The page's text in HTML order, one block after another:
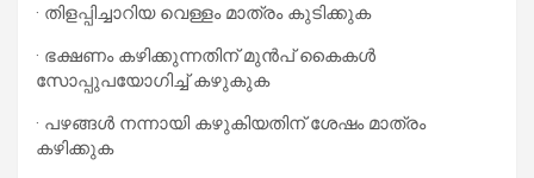
· തിളപ്പിച്ചാറിയ വെള്ളം മാത്രം കുടിക്കുക
· ഭക്ഷണം കഴിക്കുന്നതിന് മുന്‍പ് കൈകള്‍
സോപ്പുപയോഗിച്ച് കഴുകുക
· പഴങ്ങള്‍ നന്നായി കഴുകിയതിന് ശേഷം മാത്രം
കഴിക്കുക